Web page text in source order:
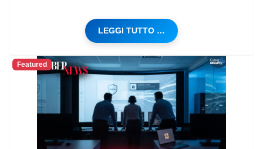
LEGGI TUTTO …
Featured